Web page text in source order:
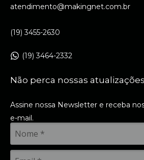
atendimento@makingnet.com.br
(19) 3455-2630
(19) 3464-2332
Não perca nossas
Assine nossa Newsletter e receba
e-mail.